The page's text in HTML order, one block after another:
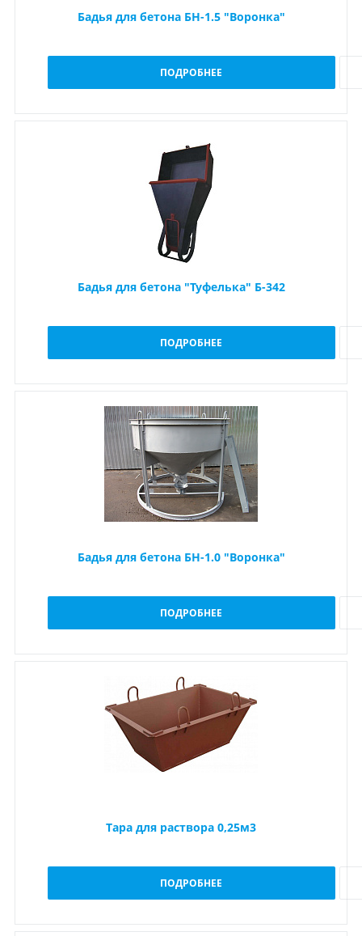
Бадья для бетона БН-1.5 "Воронка"
ПОДРОБНЕЕ
Бадья для бетона "Туфелька" Б-342
ПОДРОБНЕЕ
Бадья для бетона БН-1.0 "Воронка"
ПОДРОБНЕЕ
Тара для раствора 0,25м3
ПОДРОБНЕЕ